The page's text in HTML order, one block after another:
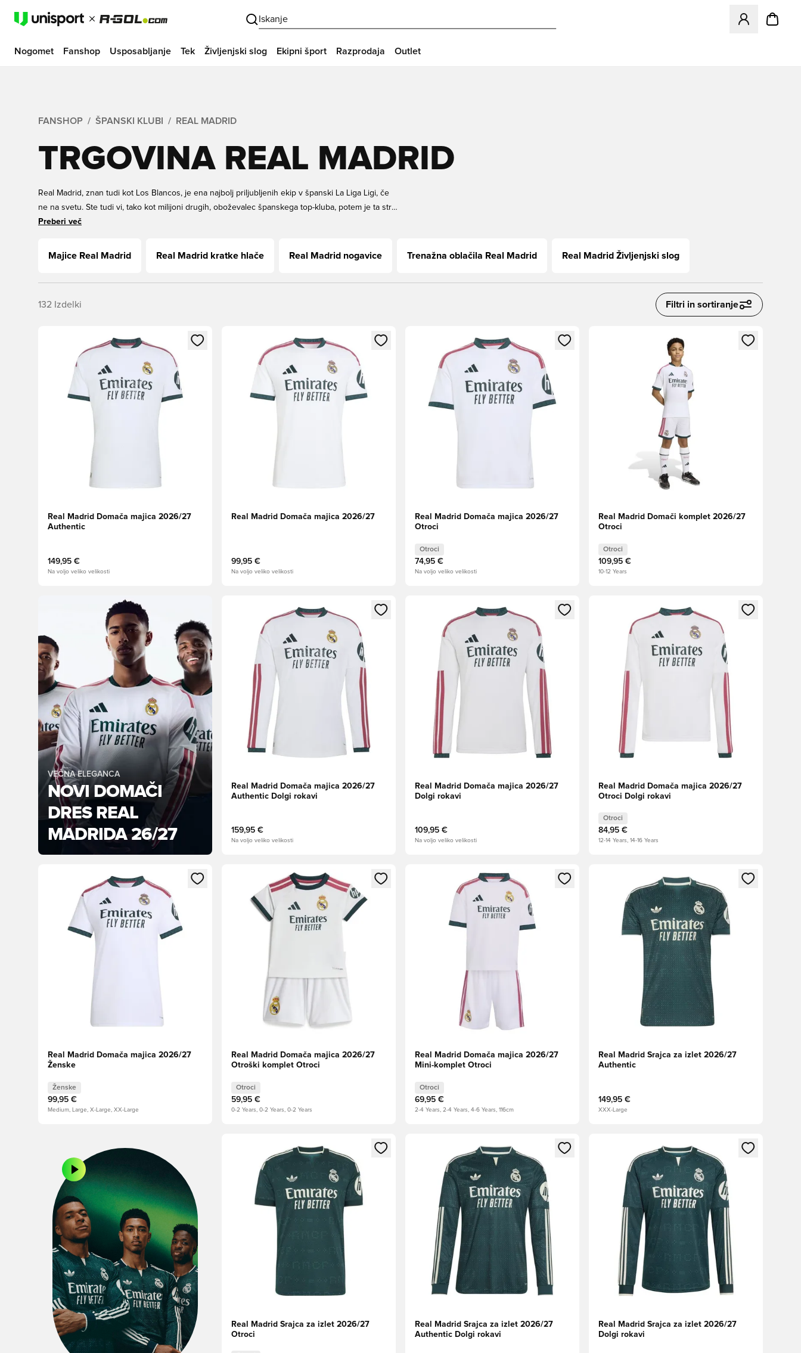
Iskanje
Odpre Modal
Nogomet Fanshop Usposabljanje Tek Življenjski slog Ekipni šport Razprodaja Outlet
FANSHOP ŠPANSKI KLUBI REAL MADRID
TRGOVINA REAL MADRID
Real Madrid, znan tudi kot Los Blancos, je ena najbolj priljubljenih ekip v španski La Liga Ligi, če
ne na svetu. Ste tudi vi, tako kot milijoni drugih, oboževalec španskega top-kluba, potem je ta stran
vse, kar iščete. Naša spletna trgovina Real Madrid je sestavljena iz nekaterih najboljših, najbolj kul
vadbo, celo obeskov za ključe. Odlične cene in hitra dostava z Unisport.
Preberi več
Majice Real Madrid Real Madrid kratke hlače Real Madrid nogavice Trenažna oblačila Real Madrid Real Madrid Življenjski slog
132 Izdelki Filtri in sortiranje
Odpre Modal za prijavo ali vpis kot član
Real Madrid Domača majica 2026/27
Authentic
149,95 €
Na voljo veliko velikosti
Odpre Modal za prijavo ali vpis kot član
Real Madrid Domača majica 2026/27
99,95 €
Na voljo veliko velikosti
Odpre Modal za prijavo ali vpis kot član
Real Madrid Domača majica 2026/27
Otroci
Otroci
74,95 €
Na voljo veliko velikosti
Odpre Modal za prijavo ali vpis kot član
Real Madrid Domači komplet 2026/27
Otroci
Otroci
109,95 €
10-12 Years
VEČNA ELEGANCA
NOVI DOMAČI
DRES REAL
MADRIDA 26/27
Odpre Modal za prijavo ali vpis kot član
Real Madrid Domača majica 2026/27
Authentic Dolgi rokavi
159,95 €
Na voljo veliko velikosti
Odpre Modal za prijavo ali vpis kot član
Real Madrid Domača majica 2026/27
Dolgi rokavi
109,95 €
Na voljo veliko velikosti
Odpre Modal za prijavo ali vpis kot član
Real Madrid Domača majica 2026/27
Otroci Dolgi rokavi
Otroci
84,95 €
12-14 Years, 14-16 Years
Odpre Modal za prijavo ali vpis kot član
Real Madrid Domača majica 2026/27
Ženske
Ženske
99,95 €
Medium, Large, X-Large, XX-Large
Odpre Modal za prijavo ali vpis kot član
Real Madrid Domača majica 2026/27
Otroški komplet Otroci
Otroci
59,95 €
0-2 Years, 0-2 Years, 0-2 Years
Odpre Modal za prijavo ali vpis kot član
Real Madrid Domača majica 2026/27
Mini-komplet Otroci
Otroci
69,95 €
2-4 Years, 2-4 Years, 4-6 Years, 116cm
Odpre Modal za prijavo ali vpis kot član
Real Madrid Srajca za izlet 2026/27
Authentic
149,95 €
XXX-Large
Odpre Modal za prijavo ali vpis kot član
Real Madrid Srajca za izlet 2026/27
Otroci
Odpre Modal za prijavo ali vpis kot član
Real Madrid Srajca za izlet 2026/27
Authentic Dolgi rokavi
Odpre Modal za prijavo ali vpis kot član
Real Madrid Srajca za izlet 2026/27
Dolgi rokavi